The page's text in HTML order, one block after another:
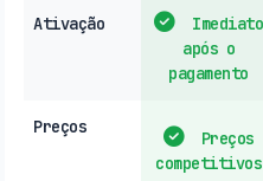
Ativação
Imediato
após o
pagamento
Preços
Preços
competitivos